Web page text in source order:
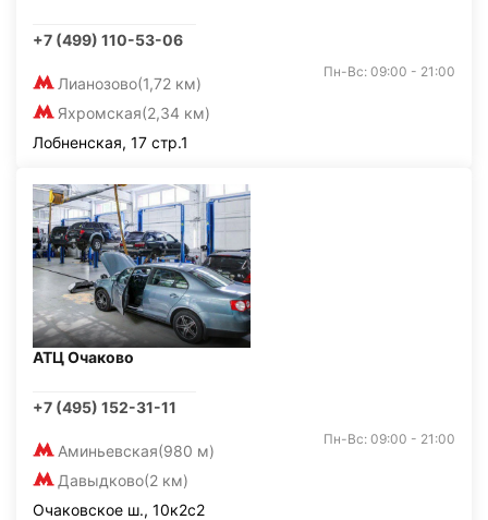
+7 (499) 110-53-06
Лианозово(1,72 км)
Яхромская(2,34 км)
Пн-Вс: 09:00 - 21:00
Лобненская, 17 стр.1
АТЦ Очаково
+7 (495) 152-31-11
Аминьевская(980 м)
Давыдково(2 км)
Пн-Вс: 09:00 - 21:00
Очаковское ш., 10к2с2